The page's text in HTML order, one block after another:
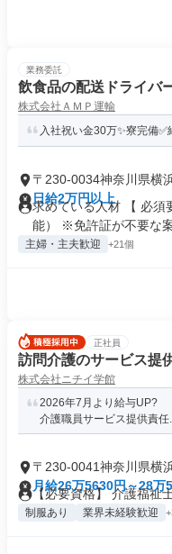
業務委託
飲食品の配送ドライバ
株式会社ＡＭＰ運輸
入社祝い金30万✨寮完備✅
〒230-0034神奈川県横
日給2万円以上
求めている人材 【 必
能） ※免許証が不要な案
主婦・主夫歓迎 +21個
正社員
訪問介護のサービス提
株式会社ニチイ学館
2026年7月より給与UP?
介護職員サービス提供責任
〒230-0041神奈川県横
月給26万5630円～28万
【必要資格】 介護福祉
制服あり 業界未経験歓迎